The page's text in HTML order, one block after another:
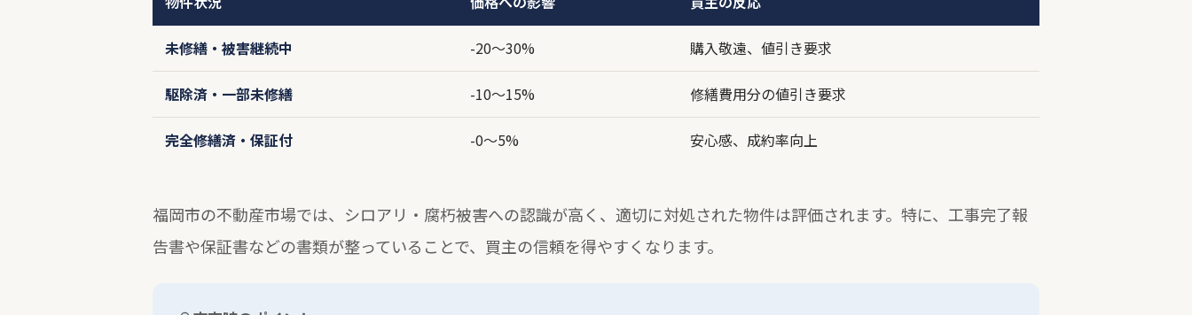
未修繕・被害継続中 -20〜30% 購入敬遠、値引き要求
駆除済・一部未修繕 -10〜15% 修繕費用分の値引き要求
完全修繕済・保証付 -0〜5% 安心感、成約率向上
福岡市の不動産市場では、シロアリ・腐朽被害への認識が高く、適切に対処された物件は評価されます。特に、工事完了報
告書や保証書などの書類が整っていることで、買主の信頼を得やすくなります。